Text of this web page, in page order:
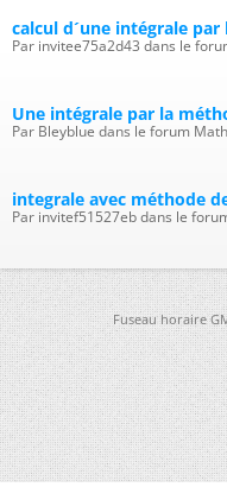
calcul d´une intégrale
Par invitee75a2d43 dans le
Une intégrale par la
Par Bleyblue dans le forum
integrale avec méthode
Par invitef51527eb dans le
Fuseau horaire